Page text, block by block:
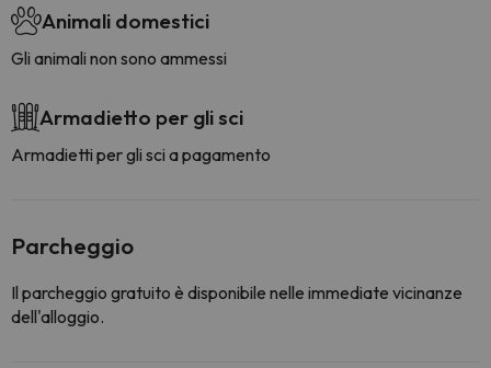
Animali domestici
Gli animali non sono ammessi
Armadietto per gli sci
Armadietti per gli sci a pagamento
Parcheggio
Il parcheggio gratuito è disponibile nelle immediate vicinanze
dell'alloggio.